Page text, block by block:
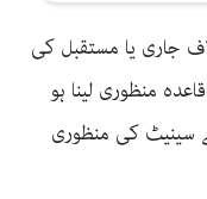
جاری یا مستقبل کی
منظوری لینا ہو
سینیٹ کی منظوری